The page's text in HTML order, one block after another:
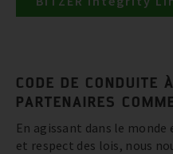
CODE DE CONDUITE
PARTENAIRES
En agissant dans le
et respect des lois, nous